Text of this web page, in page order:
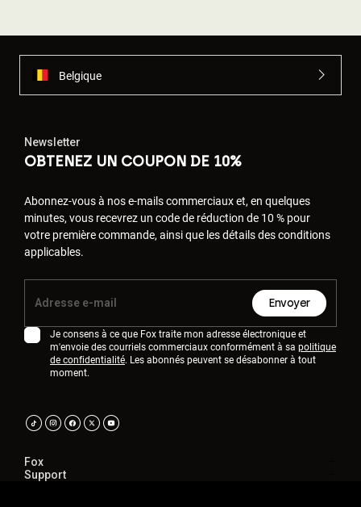
Belgique
Newsletter
OBTENEZ UN COUPON DE 10%
Abonnez-vous à nos e-mails commerciaux et, en quelques
minutes, vous recevrez un code de réduction de 10 % pour
votre première commande, ainsi que les détails des conditions
applicables.
Envoyer
Je consens à ce que Fox traite mon adresse électronique et
m'envoie des courriels commerciaux conformément à sa politique
de confidentialité. Les abonnés peuvent se désabonner à tout
moment.
Fox
Support